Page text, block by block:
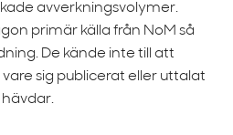
avverkningsvolymer.
primär källa från NoM så
De kände inte till att
vare sig publicerat eller uttalat